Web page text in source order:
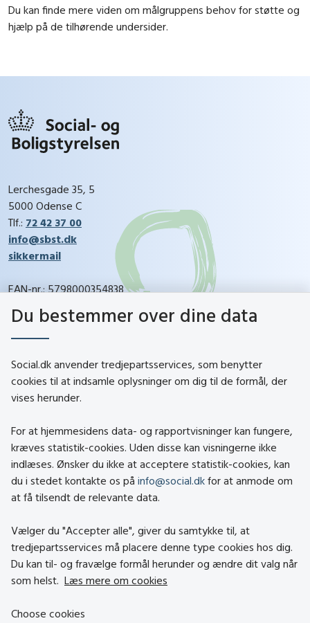
Du kan finde mere viden om målgruppens behov for støtte og
hjælp på de tilhørende undersider.
Lerchesgade 35, 5
5000 Odense C
Tlf.: 72 42 37 00
info@sbst.dk
sikkermail
EAN-nr.: 5798000354838
CVR-nr.: 26144698
Kontakt
About social.dk
Tilgængelighedserklæring
Om brugen af cookies
Besøg også
Socialministeriet
Du bestemmer over dine data
Social.dk anvender tredjepartsservices, som benytter
cookies til at indsamle oplysninger om dig til de formål, der
vises herunder.
For at hjemmesidens data- og rapportvisninger kan fungere,
kræves statistik-cookies. Uden disse kan visningerne ikke
indlæses. Ønsker du ikke at acceptere statistik-cookies, kan
du i stedet kontakte os på info@social.dk for at anmode om
at få tilsendt de relevante data.
Vælger du "Accepter alle", giver du samtykke til, at
tredjepartsservices må placere denne type cookies hos dig.
Du kan til- og fravælge formål herunder og ændre dit valg når
som helst. Læs mere om cookies
Choose cookies